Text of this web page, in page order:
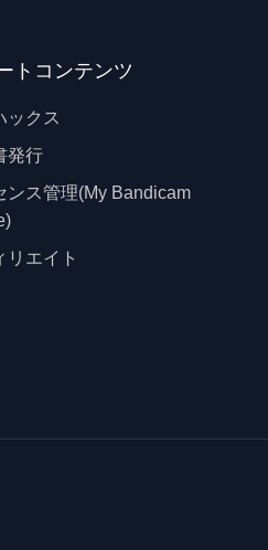
トコンテンツ
ックス
発行
ンス管理(My Bandicam
リエイト